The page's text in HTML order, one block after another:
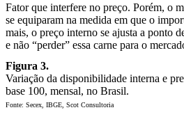
Fator que interfere no preço. Porém, o
se equiparam na medida em que o
mais, o preço interno se ajusta a ponto
e não “perder” essa carne para o
Figura 3.
Variação da disponibilidade interna e
base 100, mensal, no Brasil.
Fonte: Secex, IBGE, Scot Consultoria